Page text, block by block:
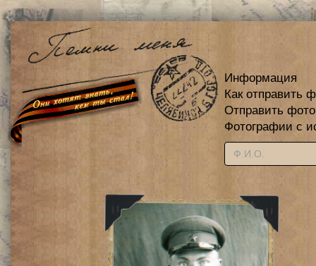
Информация
Как отправить
Отправить
Фотографии с